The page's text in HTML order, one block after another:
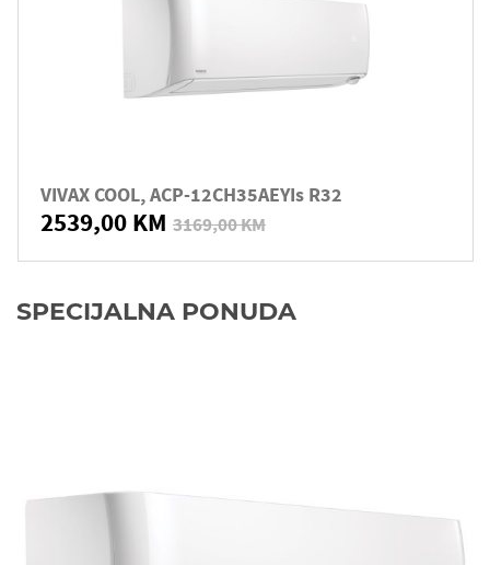
VIVAX COOL, ACP-12CH35AEYIs R32
2539,00 KM 3169,00 KM
SPECIJALNA PONUDA